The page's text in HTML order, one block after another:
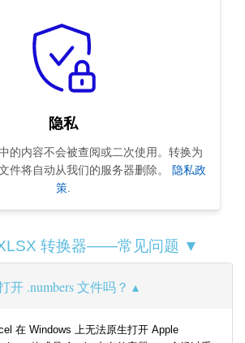
隐私
的内容不会被查阅或二次使用。转换为
件将自动从我们的服务器删除。
隐私政
策.
转换器——常见问题 ▼
开 .numbers 文件吗？
在 Windows 上无法原生打开 Apple